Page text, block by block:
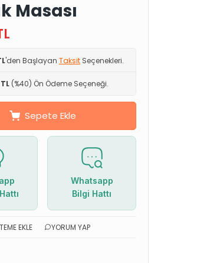
Masası
'den Başlayan Taksit Seçenekleri.
(%40) Ön Ödeme Seçeneği.
Sepete Ekle
Whatsapp
Bilgi Hattı
EKLE
YORUM YAP